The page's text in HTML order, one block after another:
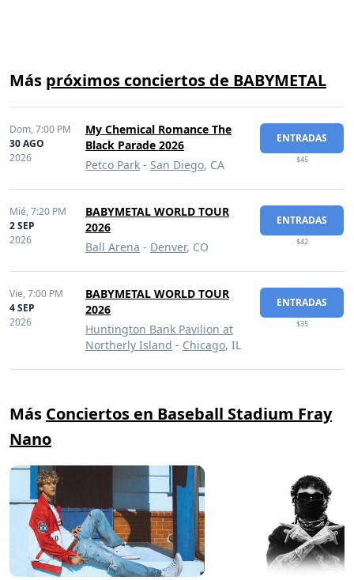
Más próximos conciertos de BABYMETAL
Dom,7:00 PM
30 AGO
2026
My Chemical Romance The
Black Parade 2026
Petco Park - San Diego, CA
ENTRADAS
$45
Mié,7:20 PM
2 SEP
2026
BABYMETAL WORLD TOUR
2026
Ball Arena - Denver, CO
ENTRADAS
$42
Vie,7:00 PM
4 SEP
2026
BABYMETAL WORLD TOUR
2026
Huntington Bank Pavilion at
Northerly Island - Chicago, IL
ENTRADAS
$35
Más Conciertos en Baseball Stadium Fray
Nano